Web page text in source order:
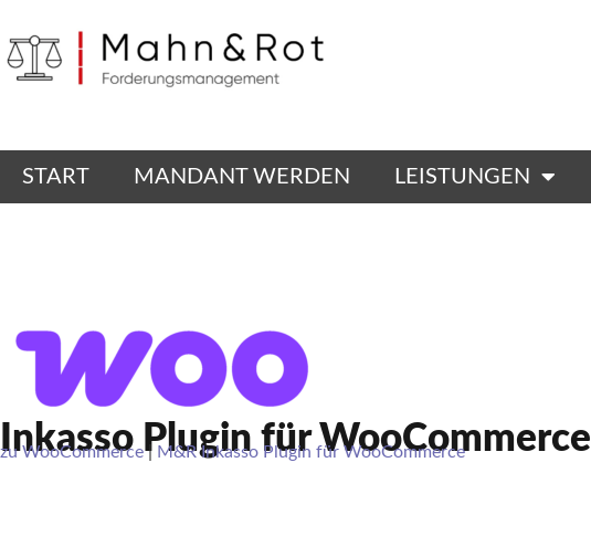
START MANDANT WERDEN LEISTUNGEN
Inkasso Plugin für WooCommerce
zu WooCommerce| M&R Inkasso Plugin für WooCommerce